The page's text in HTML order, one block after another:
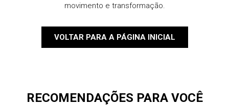
movimento e transformação.
VOLTAR PARA A PÁGINA INICIAL
RECOMENDAÇÕES PARA VOCÊ